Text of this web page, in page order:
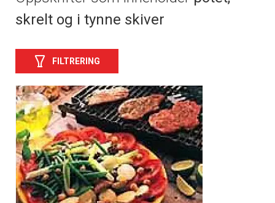
skrelt og i tynne skiver
FILTRERING